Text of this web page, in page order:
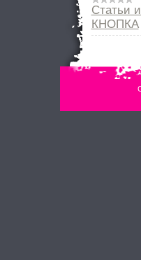
Статьи
КНОПКА